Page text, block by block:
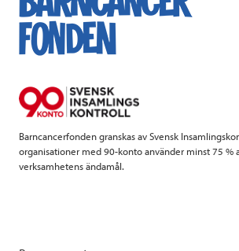
b
k
t
e
Barncancerfonden granskas av Svensk
organisationer med 90-konto använder minst 75 %
verksamhetens ändamål.